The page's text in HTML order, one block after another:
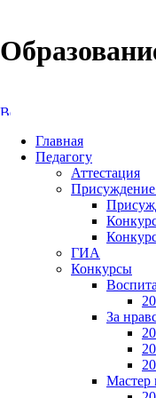
Главная
Педагогу
Аттестация
ГИА
Конкурсы
За
Мастер